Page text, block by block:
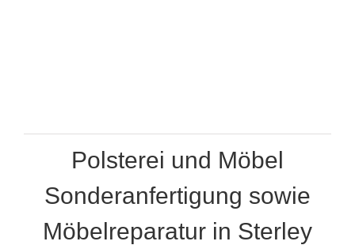
Polsterei und Möbel
Sonderanfertigung sowie
Möbelreparatur in Sterley